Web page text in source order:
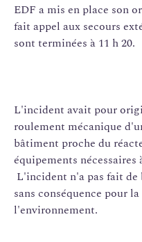
EDF a mis en place son
fait appel aux secours
sont terminées à 11 h 20.
L'incident avait pour
roulement mécanique
bâtiment proche du
équipements
L'incident n'a pas fait de
sans conséquence pour
l'environnement.